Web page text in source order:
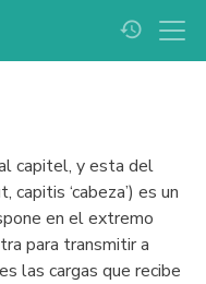
history
capitel, y esta del
‘cabeza’) es un
en el extremo
para transmitir a
las cargas que recibe